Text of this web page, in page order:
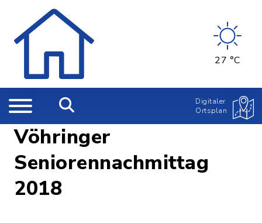
27 °C
Digitaler
Ortsplan
Vöhringer
Seniorennachmittag
2018